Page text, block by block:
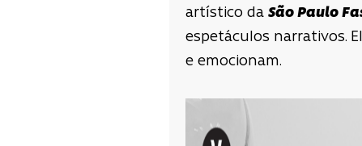
artístico da São Paulo
espetáculos narrativos.
e emocionam.